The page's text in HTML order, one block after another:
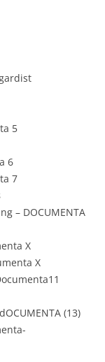
5
6
7
– DOCUMENTA
X
X
(13)